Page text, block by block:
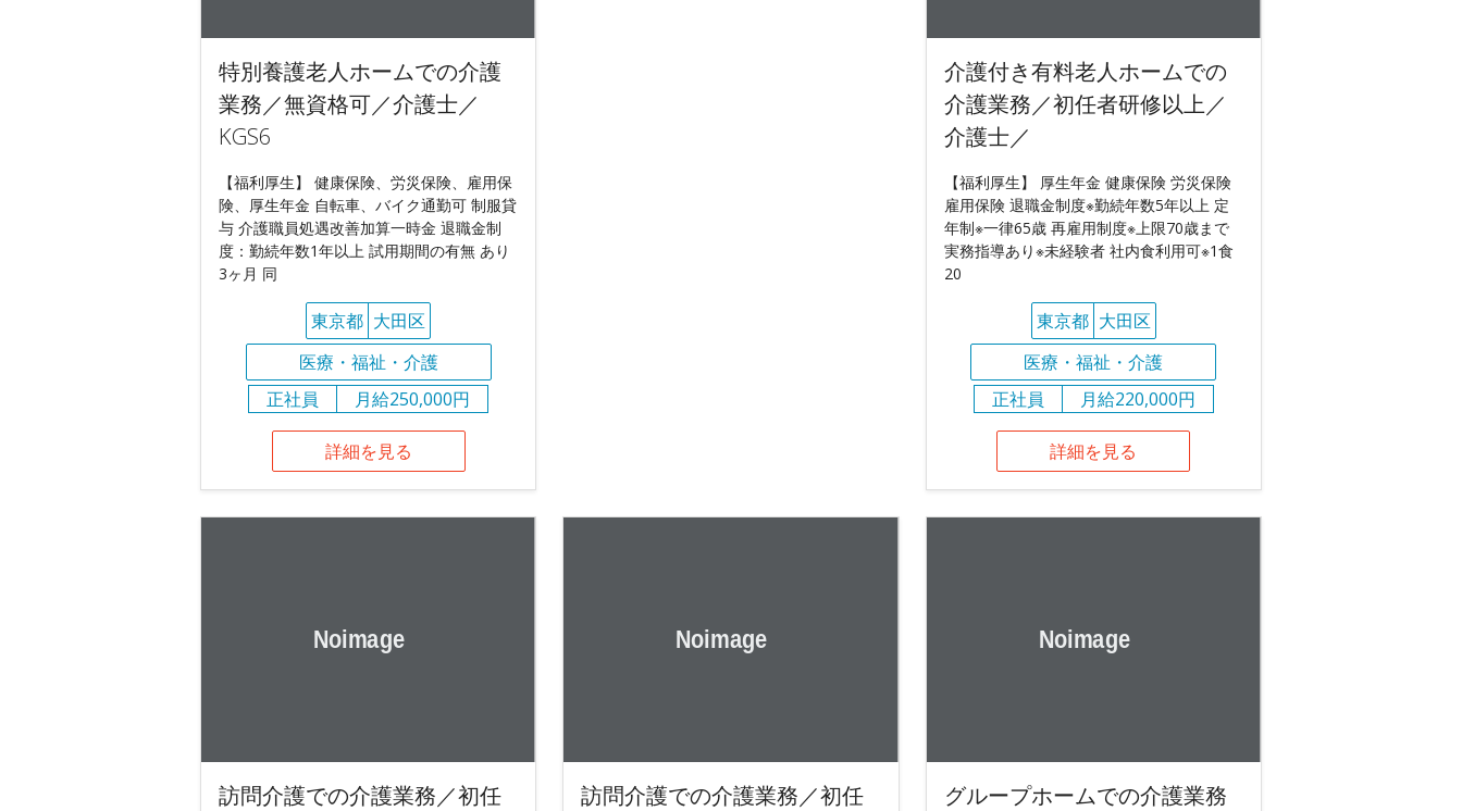
特別養護老人ホームでの介護
業務／無資格可／介護士／
KGS6
【福利厚生】 健康保険、労災保険、雇用保
険、厚生年金 自転車、バイク通勤可 制服貸
与 介護職員処遇改善加算一時金 退職金制
度：勤続年数1年以上 試用期間の有無 あり
3ヶ月 同
東京都 大田区
医療・福祉・介護
正社員
月給250,000円
詳細を見る
介護付き有料老人ホームでの
介護業務／初任者研修以上／
介護士／
【福利厚生】 厚生年金 健康保険 労災保険
雇用保険 退職金制度※勤続年数5年以上 定
年制※一律65歳 再雇用制度※上限70歳まで
実務指導あり※未経験者 社内食利用可※1食
20
東京都 大田区
医療・福祉・介護
正社員
月給220,000円
詳細を見る
訪問介護での介護業務／初任
訪問介護での介護業務／初任
グループホームでの介護業務